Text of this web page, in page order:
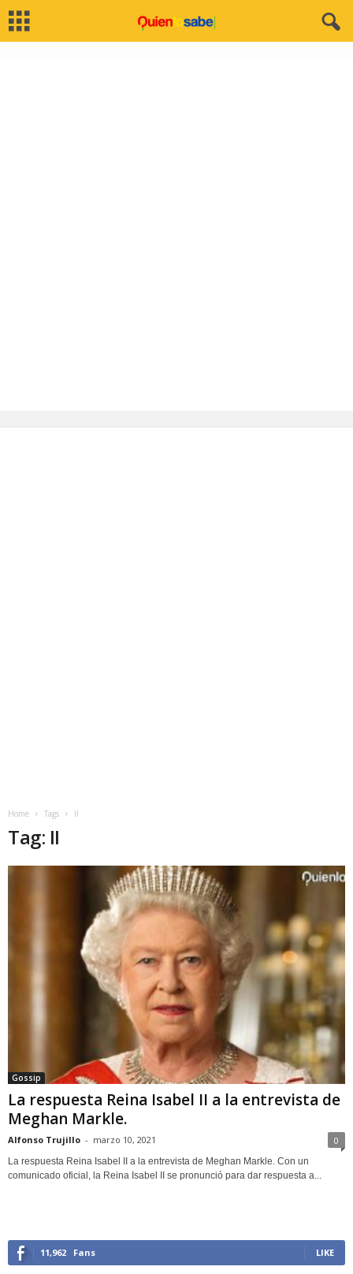
Home Tags II
Tag: II
Gossip
La respuesta Reina Isabel II a la entrevista de
Meghan Markle.
Alfonso Trujillo - marzo 10, 2021 0
La respuesta Reina Isabel II a la entrevista de Meghan Markle. Con un
comunicado oficial, la Reina Isabel II se pronunció para dar respuesta a...
11,962 Fans LIKE